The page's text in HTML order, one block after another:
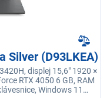
Silver (D93LKEA)
displej 15,6" 1920 ×
RTX 4050 6 GB, RAM
Windows 11